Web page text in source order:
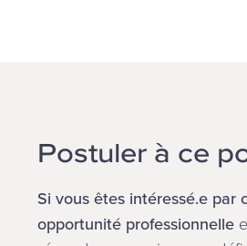
Postuler à ce
Si vous êtes intéressé.e par
opportunité professionnelle